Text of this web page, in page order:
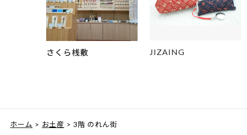
さくら桟敷 JIZAING
ホーム > お土産 > 3階 のれん街